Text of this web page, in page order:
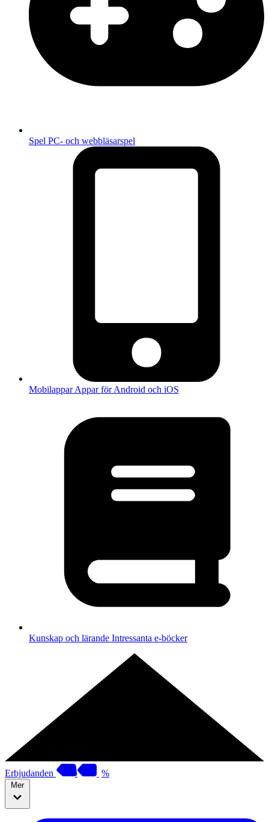
Spel PC- och webbläsarspel
MobilapparAppar för Android och iOS
Kunskap och lärande Intressanta e-böcker
Erbjudanden %
Mer